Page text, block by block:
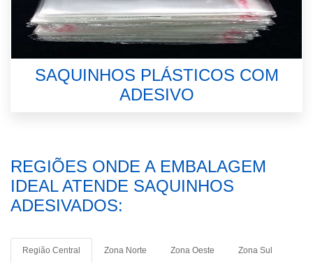
SAQUINHOS PLÁSTICOS COM
ADESIVO
REGIÕES ONDE A EMBALAGEM
IDEAL ATENDE SAQUINHOS
ADESIVADOS:
Região Central Zona Norte Zona Oeste Zona Sul